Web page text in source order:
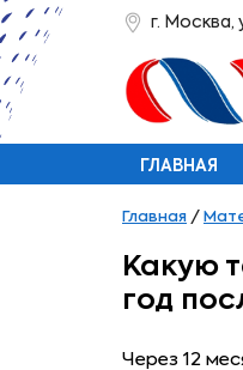
г. Москва,
ГЛАВНАЯ
Главная /
Какую
год
Через 12